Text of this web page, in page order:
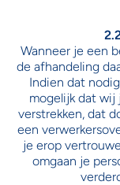
Wanneer je een
de afhandeling
Indien dat
mogelijk dat wij
verstrekken, dat
een
je erop
omgaan je